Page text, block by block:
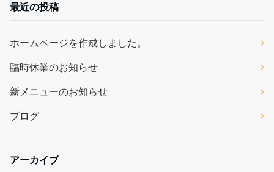
最近の投稿
ホームページを作成しました。
臨時休業のお知らせ
新メニューのお知らせ
ブログ
アーカイブ